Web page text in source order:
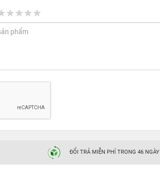
ĐỔI TRẢ MIỄN PHÍ TRONG 46 NGÀY